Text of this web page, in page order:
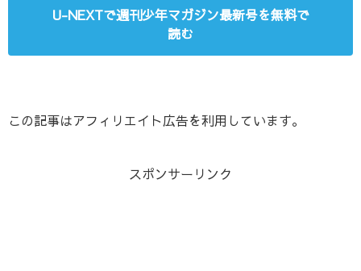
U-NEXTで週刊少年マガジン最新号を無料で
読む
この記事はアフィリエイト広告を利用しています。
スポンサーリンク